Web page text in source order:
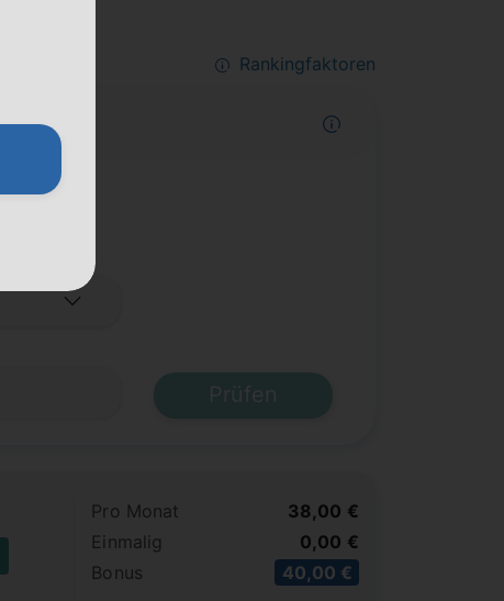
Rankingfaktoren
Prüfen
Pro Monat
Einmalig
Bonus
38,00 €
0,00 €
40,00 €